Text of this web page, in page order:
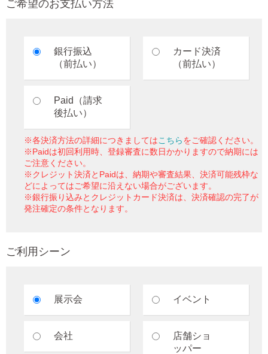
ご希望のお支払い方法
銀行振込
（前払い）
カード決済
（前払い）
Paid（請求
後払い）
※各決済方法の詳細につきましてはこちらをご確認ください。
※Paidは初回利用時、登録審査に数日かかりますので納期には
ご注意ください。
※クレジット決済とPaidは、納期や審査結果、決済可能残枠な
どによってはご希望に沿えない場合がございます。
※銀行振り込みとクレジットカード決済は、決済確認の完了が
発注確定の条件となります。
ご利用シーン
展示会 イベント
会社
店舗ショ
ッパー